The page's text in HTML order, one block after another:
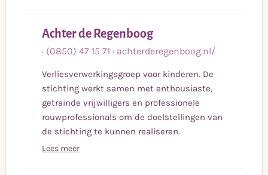
Achter de RegenboogLees
meer
· (0850) 47 15 71 · achterderegenboog.nl/
Verliesverwerkingsgroep voor kinderen. De
stichting werkt samen met enthousiaste,
getrainde vrijwilligers en professionele
rouwprofessionals om de doelstellingen van
de stichting te kunnen realiseren.
Lees meer